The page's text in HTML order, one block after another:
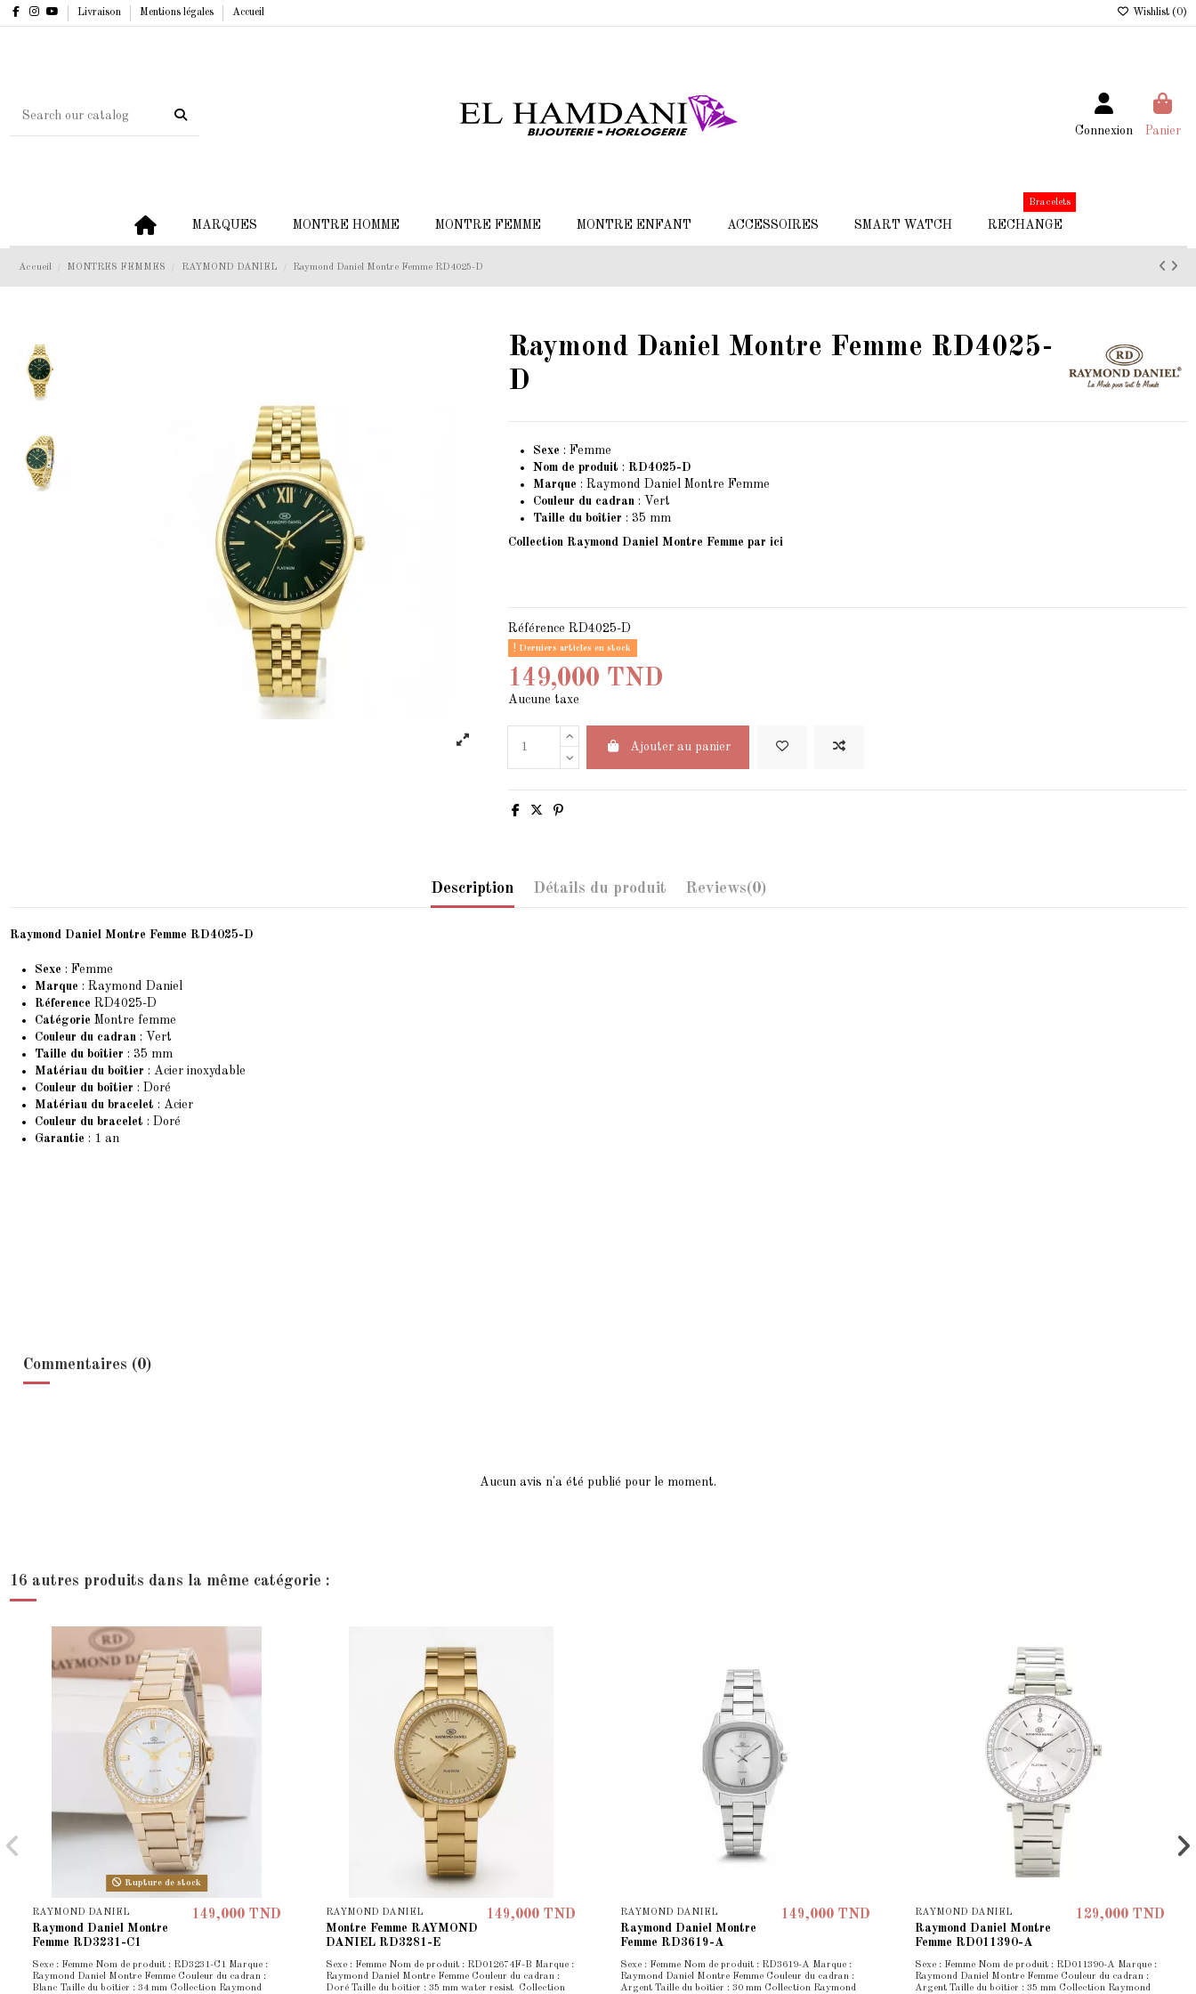
Livraison Mentions légales Accueil Wishlist (0)
Connexion Panier
MARQUES MONTRE HOMME MONTRE FEMME MONTRE ENFANT ACCESSOIRES SMART WATCH RECHANGE
Bracelets
Accueil MONTRES FEMMES RAYMOND DANIEL Raymond Daniel Montre Femme RD4025-D
Raymond Daniel Montre Femme RD4025-
D
Sexe : Femme
Nom de produit : RD4025-D
Marque : Raymond Daniel Montre Femme
Couleur du cadran: Vert
Taille du boîtier : 35 mm
Collection Raymond Daniel Montre Femme par ici
Référence RD4025-D
Derniers articles en stock
149,000 TND
Aucune taxe
Ajouter au panier
Description Détails du produit Reviews(0)
Raymond Daniel Montre Femme RD4025-D
Sexe : Femme
Marque : Raymond Daniel
Réference RD4025-D
Catégorie Montre femme
Couleur du cadran : Vert
Taille du boîtier : 35 mm
Matériau du boîtier : Acier inoxydable
Couleur du boîtier : Doré
Matériau du bracelet : Acier
Couleur du bracelet : Doré
Garantie : 1 an
Commentaires (0)
Aucun avis n'a été publié pour le moment.
16 autres produits dans la même catégorie :
Rupture de stock
RAYMOND DANIEL
Raymond Daniel Montre
Femme RD3231-C1
149,000 TND
Sexe : Femme Nom de produit : RD3231-C1 Marque :
Raymond Daniel Montre Femme Couleur du cadran :
Blanc Taille du boîtier : 34 mm Collection Raymond
RAYMOND DANIEL
Montre Femme RAYMOND
DANIEL RD3281-E
149,000 TND
Sexe : Femme Nom de produit : RD012674F-B Marque :
Raymond Daniel Montre Femme Couleur du cadran :
Doré Taille du boîtier : 35 mm water resist Collection
RAYMOND DANIEL
Raymond Daniel Montre
Femme RD3619-A
149,000 TND
Sexe : Femme Nom de produit : RD3619-A Marque :
Raymond Daniel Montre Femme Couleur du cadran :
Argent Taille du boîtier : 30 mm Collection Raymond
RAYMOND DANIEL
Raymond Daniel Montre
Femme RD011390-A
129,000 TND
Sexe : Femme Nom de produit : RD011390-A Marque :
Raymond Daniel Montre Femme Couleur du cadran :
Argent Taille du boîtier : 35 mm Collection Raymond